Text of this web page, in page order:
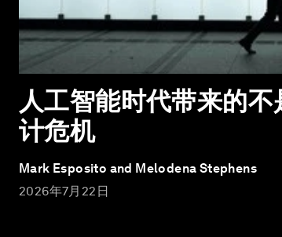
人工智能时代带来的
计危机
Mark Esposito and Melodena Stephens
2026年7月22日